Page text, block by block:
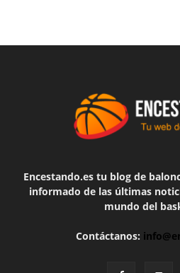
Encestando.es tu blog de
informado de las últimas
mundo del
Contáctanos: